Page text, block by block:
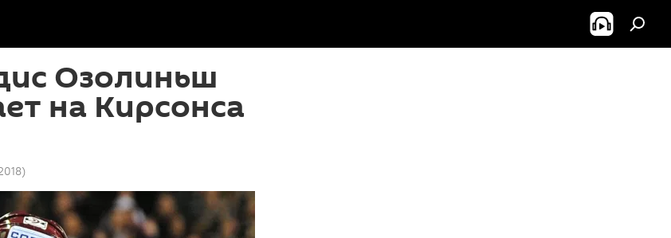
Озолиньш
на Кирсонса
)